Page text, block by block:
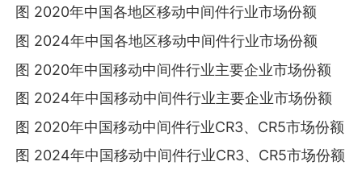
图 2020年中国各地区移动中间件行业市场份额
图 2024年中国各地区移动中间件行业市场份额
图 2020年中国移动中间件行业主要企业市场份额
图 2024年中国移动中间件行业主要企业市场份额
图 2020年中国移动中间件行业CR3、CR5市场份额
图 2024年中国移动中间件行业CR3、CR5市场份额